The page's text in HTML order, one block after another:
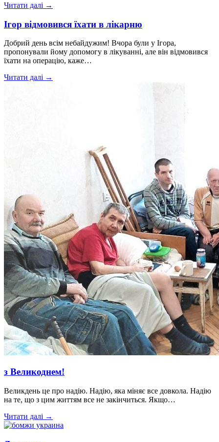
Читати далі →
Ігор відмовився їхати в лікарню
Добрий день всім небайдужим! Вчора були у Ігора,
пропонували йому допомогу в лікуванні, але він відмовився
їхати на операцію, каже…
Читати далі →
з Великоднем!
Великдень це про надію. Надію, яка міняє все довкола. Надію
на те, що з цим життям все не закінчиться. Якщо…
Читати далі →